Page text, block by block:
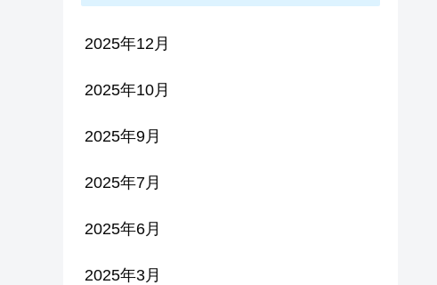
2025年12月
2025年10月
2025年9月
2025年7月
2025年6月
2025年3月